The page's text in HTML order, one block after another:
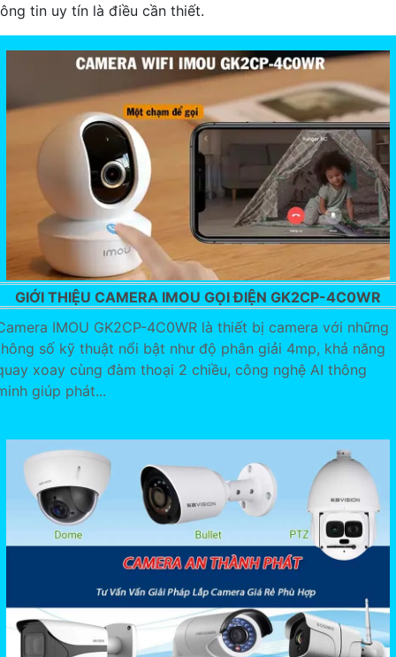
tin uy tín là điều cần thiết.
GIỚI THIỆU CAMERA IMOU GỌI ĐIỆN GK2CP-4C0WR
IMOU GK2CP-4C0WR là thiết bị camera với những
số kỹ thuật nổi bật như độ phân giải 4mp, khả năng
xoay cùng đàm thoại 2 chiều, công nghệ AI thông
giúp phát...